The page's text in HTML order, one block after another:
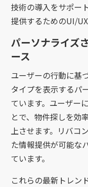
技術の導入をサポー
提供するためのUI/
パーソナライズ
ース
ユーザーの行動に基
タイプを表示するパ
ています。ユーザー
とで、物件探しを効
上させます。リバコ
た情報提供が可能な
ています。
これらの最新トレン